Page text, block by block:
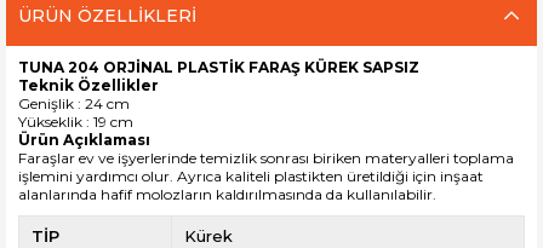
ÜRÜN ÖZELLIKLERI
TUNA 204 ORJİNAL PLASTİK FARAŞ KÜREK SAPSIZ
Teknik Özellikler
Genişlik : 24 cm
Yükseklik : 19 cm
Ürün Açıklaması
Faraşlar ev ve işyerlerinde temizlik sonrası biriken materyalleri toplama
işlemini yardımcı olur. Ayrıca kaliteli plastikten üretildiği için inşaat
alanlarında hafif molozların kaldırılmasında da kullanılabilir.
TİP Kürek